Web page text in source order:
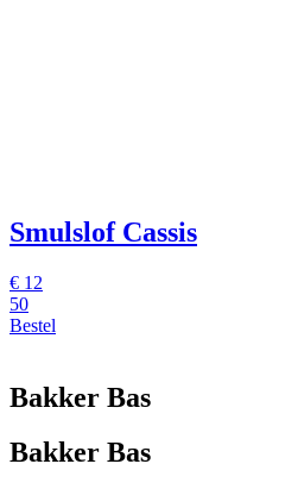
Smulslof Cassis
€ 12
50
Bestel
Bakker Bas
Bakker Bas